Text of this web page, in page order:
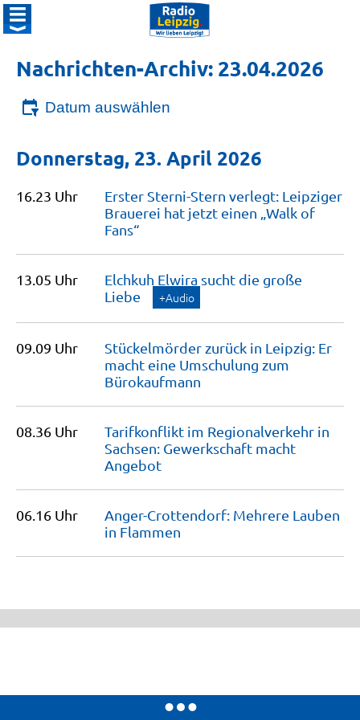
Nachrichten-Archiv: 23.04.2026
Datum auswählen
Donnerstag, 23. April 2026
16.23 Uhr
Erster Sterni-Stern verlegt: Leipziger
Brauerei hat jetzt einen „Walk of
Fans“
13.05 Uhr
Elchkuh Elwira sucht die große
Liebe
+Audio
09.09 Uhr
Stückelmörder zurück in Leipzig: Er
macht eine Umschulung zum
Bürokaufmann
08.36 Uhr
Tarifkonflikt im Regionalverkehr in
Sachsen: Gewerkschaft macht
Angebot
06.16 Uhr
Anger-Crottendorf: Mehrere Lauben
in Flammen